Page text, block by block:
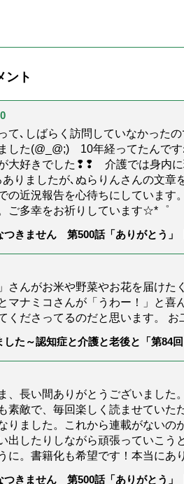
ント
て､しばらく訪問していなかった
した(@_@;) 10年経ってたんで
大好きでした❢❢ 介護では身内に
ありましたが､ぬらりんさんの文章
の近況報告を心待ちにしています
ご多幸をお祈りしています☆*゜
つきません 第500話「ありがとう」
さんがお米や野菜やお花を届け
マナミコさんが「うわー！」と喜
くださってるのだと思います。 お
した～認知症と介護と老後と「第84
、長い間ありがとうございました
素敵で、毎回楽しく読ませていた
りました。これから連載がないの
出したりしながら頑張っていこう
に。書籍化も希望です！本当にあ
つきません 第500話「ありがとう」